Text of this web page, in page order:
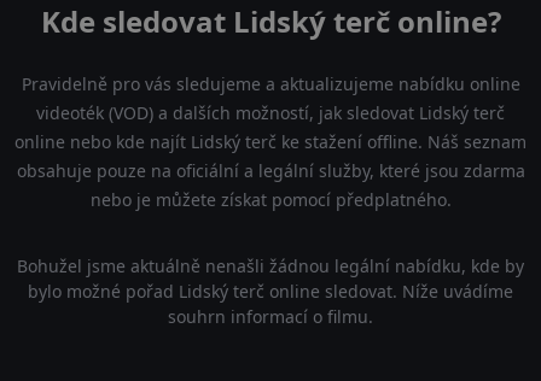
Kde sledovat Lidský terč online?
Pravidelně pro vás sledujeme a aktualizujeme nabídku online
videoték (VOD) a dalších možností, jak sledovat Lidský terč
online nebo kde najít Lidský terč ke stažení offline. Náš seznam
obsahuje pouze na oficiální a legální služby, které jsou zdarma
nebo je můžete získat pomocí předplatného.
Bohužel jsme aktuálně nenašli žádnou legální nabídku, kde by
bylo možné pořad Lidský terč online sledovat. Níže uvádíme
souhrn informací o filmu.